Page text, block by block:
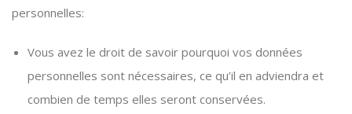
personnelles:
Vous avez le droit de savoir pourquoi vos données
personnelles sont nécessaires, ce qu’il en adviendra et
combien de temps elles seront conservées.